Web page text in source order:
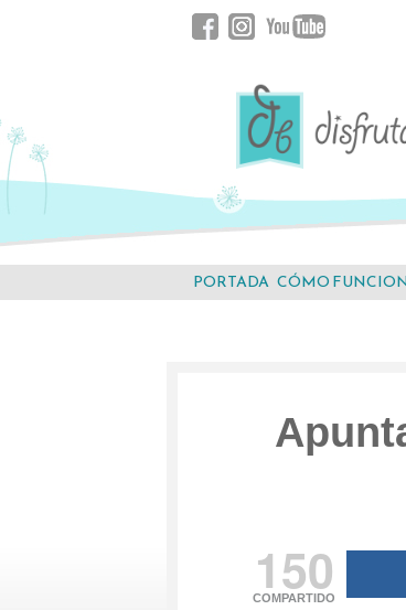
Facebook
Instagram
YouTube
PORTADA CÓMO
150
COMPARTIDO